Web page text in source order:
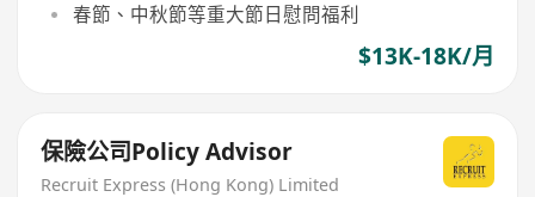
春節、中秋節等重大節日慰問福利
$13K-18K/月
保險公司Policy Advisor
Recruit Express (Hong Kong) Limited